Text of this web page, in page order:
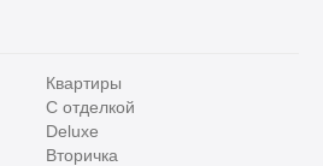
Квартиры
С отделкой
Deluxe
Вторичка